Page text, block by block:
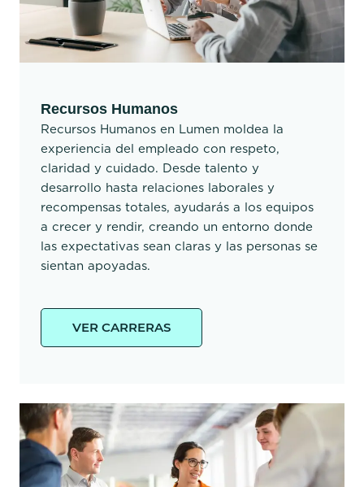
Recursos Humanos
Recursos Humanos en Lumen moldea la
experiencia del empleado con respeto,
claridad y cuidado. Desde talento y
desarrollo hasta relaciones laborales y
recompensas totales, ayudarás a los equipos
a crecer y rendir, creando un entorno donde
las expectativas sean claras y las personas se
sientan apoyadas.
VER CARRERAS